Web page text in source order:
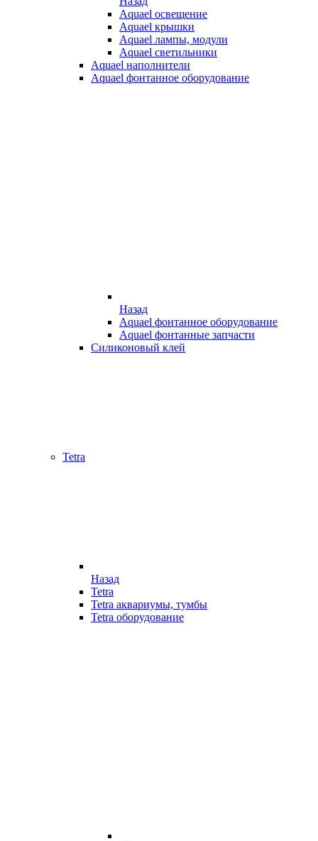
Aquael освещение
Aquael крышки
Aquael лампы, модули
Aquael светильники
Aquael наполнители
Aquael фонтанное оборудование
Назад
Aquael фонтанное оборудование
Aquael фонтанные запчасти
Силиконовый клей
Tetra
Назад
Tetra
Tetra аквариумы, тумбы
Tetra оборудование